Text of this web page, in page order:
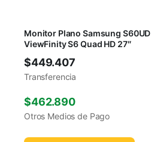
Monitor Plano Samsung S60UD
ViewFinity S6 Quad HD 27″
$449.407
Transferencia
$462.890
Otros Medios de Pago